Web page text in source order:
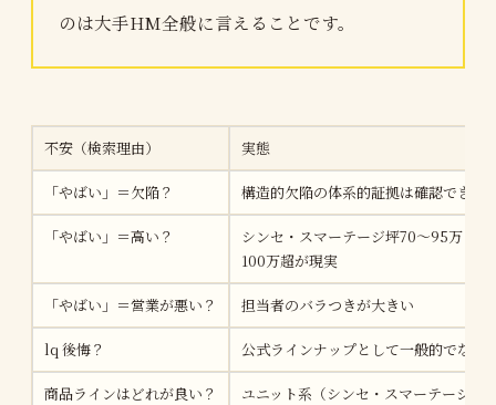
のは大手HM全般に言えることです。
不安（検索理由） 実態
「やばい」＝欠陥？ 構造的欠陥の体系的証拠は確認でき
「やばい」＝高い？
シンセ・スマーテージ坪70〜95万（
100万超が現実
「やばい」＝営業が悪い？ 担当者のバラつきが大きい
lq 後悔？ 公式ラインナップとして一般的でない
商品ラインはどれが良い？
ユニット系（シンセ・スマーテージ等